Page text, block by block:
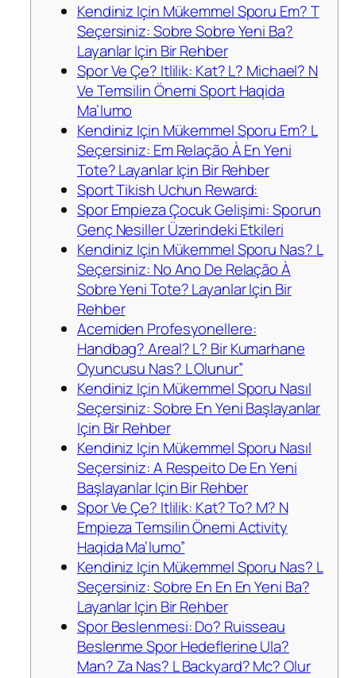
Kendiniz Için Mükemmel Sporu Em? T
Seçersiniz: Sobre Sobre Yeni Ba?
Layanlar Için Bir Rehber
Spor Ve Çe? Itlilik: Kat? L? Michael? N
Ve Temsilin Önemi Sport Haqida
Ma’lumo
Kendiniz Için Mükemmel Sporu Em? L
Seçersiniz: Em Relação À En Yeni
Tote? Layanlar Için Bir Rehber
Sport Tikish Uchun Reward:
Spor Empieza Çocuk Gelişimi: Sporun
Genç Nesiller Üzerindeki Etkileri
Kendiniz Için Mükemmel Sporu Nas? L
Seçersiniz: No Ano De Relação À
Sobre Yeni Tote? Layanlar Için Bir
Rehber
Acemiden Profesyonellere:
Handbag? Areal? L? Bir Kumarhane
Oyuncusu Nas? L Olunur”
Kendiniz Için Mükemmel Sporu Nasıl
Seçersiniz: Sobre En Yeni Başlayanlar
Için Bir Rehber
Kendiniz Için Mükemmel Sporu Nasıl
Seçersiniz: A Respeito De En Yeni
Başlayanlar Için Bir Rehber
Spor Ve Çe? Itlilik: Kat? To? M? N
Empieza Temsilin Önemi Activity
Haqida Ma’lumo”
Kendiniz Için Mükemmel Sporu Nas? L
Seçersiniz: Sobre En En En Yeni Ba?
Layanlar Için Bir Rehber
Spor Beslenmesi: Do? Ruisseau
Beslenme Spor Hedeflerine Ula?
Man? Za Nas? L Backyard? Mc? Olur